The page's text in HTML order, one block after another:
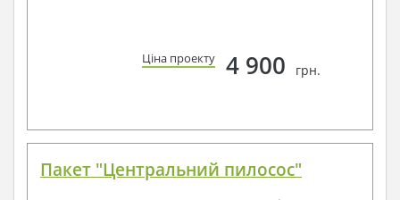
Ціна проекту 4 900 грн.
Пакет "Центральний пилосос"